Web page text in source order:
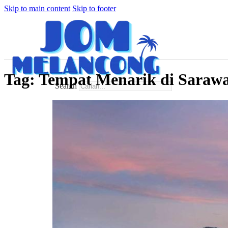
Skip to main content Skip to footer
Search
Tag:Tempat Menarik di